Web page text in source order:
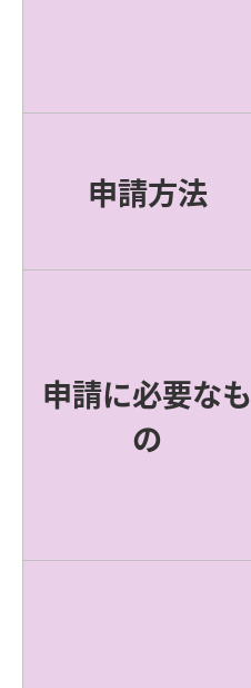
申請方法
申請に必要なも
の